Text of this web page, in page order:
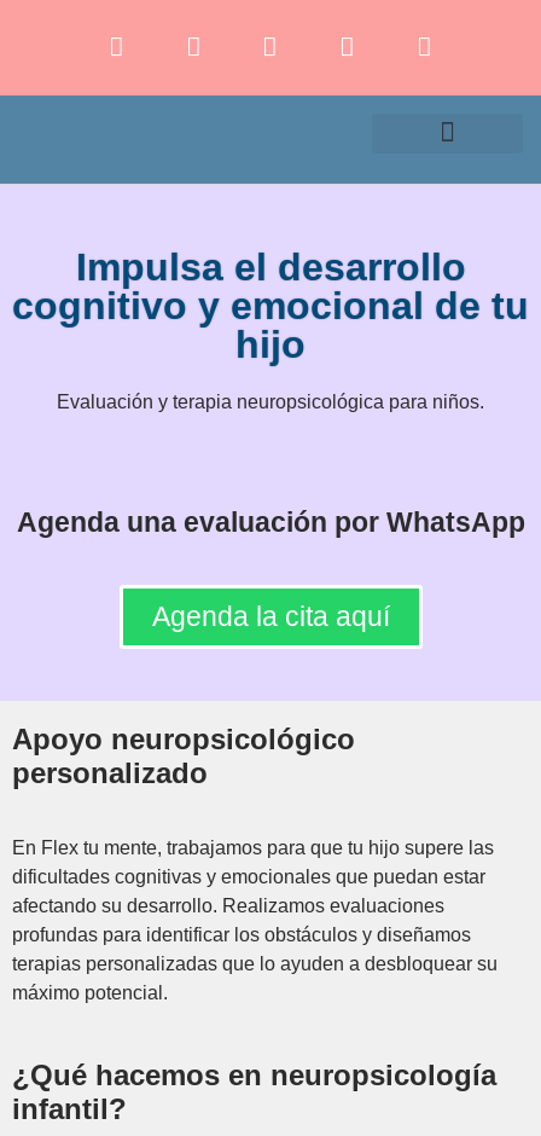
Impulsa el desarrollo
cognitivo y emocional de tu
hijo
Evaluación y terapia neuropsicológica para niños.
Agenda una evaluación por WhatsApp
Agenda la cita aquí
Apoyo neuropsicológico
personalizado
En Flex tu mente, trabajamos para que tu hijo supere las
dificultades cognitivas y emocionales que puedan estar
afectando su desarrollo. Realizamos evaluaciones
profundas para identificar los obstáculos y diseñamos
terapias personalizadas que lo ayuden a desbloquear su
máximo potencial.
¿Qué hacemos en neuropsicología
infantil?